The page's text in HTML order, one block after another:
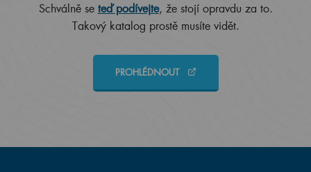
Schválně se teď podívejte, že stojí opravdu za to.
Takový katalog prostě musíte vidět.
PROHLÉDNOUT